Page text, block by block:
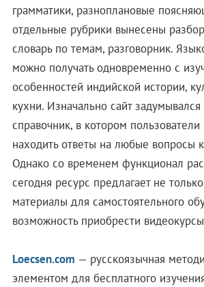
грамматики, разноплановые
отдельные рубрики вынесены
словарь по темам, разговорник.
можно получать одновременно с
особенностей индийской истории,
кухни. Изначально сайт
справочник, в котором
находить ответы на любые вопросы
Однако со временем функционал
сегодня ресурс предлагает не
материалы для самостоятельного
возможность приобрести
Loecsen.com — русскоязычная
элементом для бесплатного